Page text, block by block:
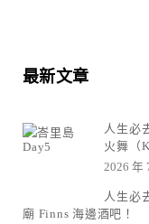
最新文章
人生必
火舞（
2026 年
人生必
廟 Finns 海邊酒吧！